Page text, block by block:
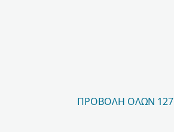
ΠΡΟΒΟΛΉ ΌΛΩΝ 127